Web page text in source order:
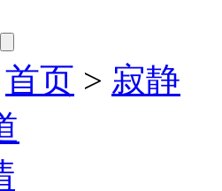
首页 > 寂静